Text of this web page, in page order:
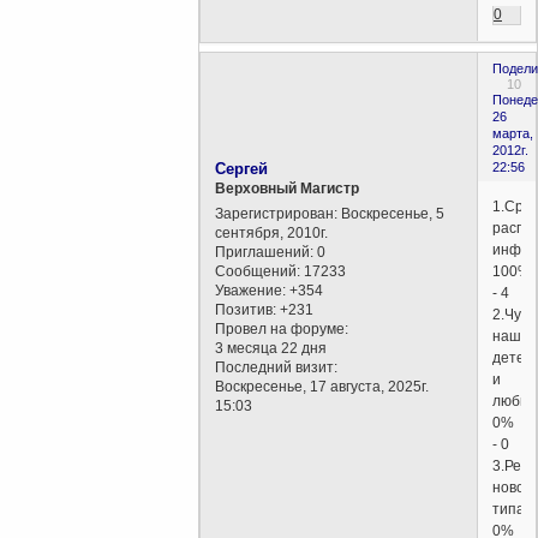
0
10
26
марта,
2012г.
22:56
Сергей
Верховный Магистр
Зарегистрирован: Воскресенье, 5
сентября, 2010г.
Приглашений: 0
Сообщений: 17233
Уважение: +354
Позитив: +231
Провел на форуме:
3 месяца 22 дня
Последний визит:
Воскресенье, 17 августа, 2025г.
15:03
100%
- 4
наших
и
0%
- 0
нового
типа
0%